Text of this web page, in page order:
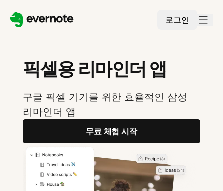
로그인
픽셀용 리마인더 앱
구글 픽셀 기기를 위한 효율적인 삼성
리마인더 앱
무료 체험 시작